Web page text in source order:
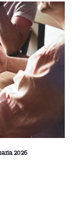
2026